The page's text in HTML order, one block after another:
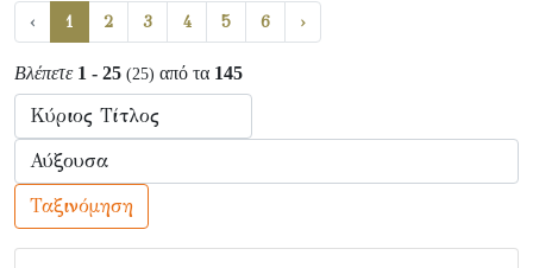
‹ 1 2 3 4 5 6 ›
Βλέπετε 1 - 25 (25) από τα 145
Ταξινόμηση